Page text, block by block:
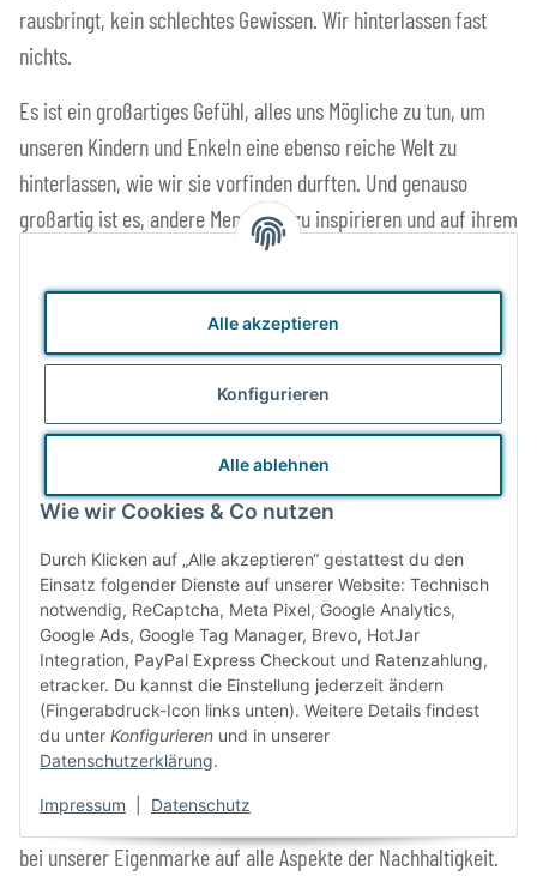
Alle akzeptieren
Konfigurieren
Alle ablehnen
Wie wir Cookies & Co nutzen
Durch Klicken auf „Alle akzeptieren“ gestattest du den
Einsatz folgender Dienste auf unserer Website: Technisch
notwendig, ReCaptcha, Meta Pixel, Google Analytics,
Google Ads, Google Tag Manager, Brevo, HotJar
Integration, PayPal Express Checkout und Ratenzahlung,
etracker. Du kannst die Einstellung jederzeit ändern
(Fingerabdruck-Icon links unten). Weitere Details findest
du unter Konfigurieren und in unserer
Datenschutzerklärung.
Impressum Datenschutz
rausbringt, kein schlechtes Gewissen. Wir hinterlassen fast
nichts.
Es ist ein großartiges Gefühl, alles uns Mögliche zu tun, um
unseren Kindern und Enkeln eine ebenso reiche Welt zu
hinterlassen, wie wir sie vorfinden durften. Und genauso
großartig ist es, andere Menschen zu inspirieren und auf ihrem
Weg zur Ressourcenschonung begleiten zu dürfen. Das ist
unsere Motivation für unser tägliches Handeln, zu Hause, wie
Nachhaltiges Produktdesign
Wir achten bei der Auswahl unseres Sortiments und besonders
bei unserer Eigenmarke auf alle Aspekte der Nachhaltigkeit.